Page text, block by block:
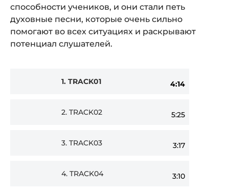
способности учеников, и они стали петь
духовные песни, которые очень сильно
помогают во всех ситуациях и раскрывают
потенциал слушателей.
1. TRACK01 4:14
2. TRACK02 5:25
3. TRACK03 3:17
4. TRACK04 3:10